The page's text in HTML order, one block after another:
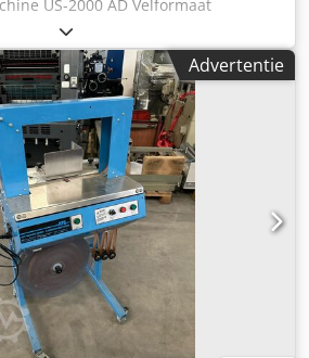
US-2000 AD Velformaat
efficiënte en compacte
scala van verschillende
machineveiligheid en gemakkelijke
verstelbaar en krachtig
- Met DCP 2000 digitale besturing
mobiele, compacte en automatische
aan plaatafmetingen maakt een
aan uw product mogelijk. Om de
bieden wij onze klanten op verzoek
aan, naast de talrijke
(zie achterzijde). De omschakelbare,
of zachte spanning maakt niet
zacht banderolleren voor zachte
hoogteverstelling en beenruimte
mogelijk.
Advertentie